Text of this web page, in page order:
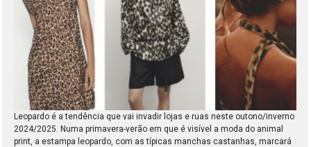
Leopardo é a tendência que vai invadir lojas e ruas neste outono/inverno
2024/2025. Numa primavera-verão em que é visível a moda do animal
print, a estampa leopardo, com as típicas manchas castanhas, marcará